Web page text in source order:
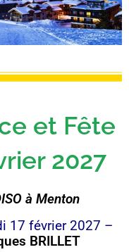
et Fête
2027
à Menton
17 février 2027 –
BRILLET